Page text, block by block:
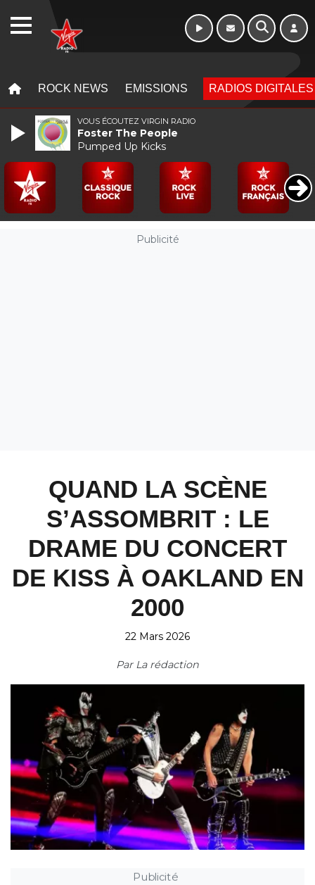
ROCK NEWS EMISSIONS RADIOS DIGITALES
Publicité
QUAND LA SCÈNE
S’ASSOMBRIT : LE
DRAME DU CONCERT
DE KISS À OAKLAND EN
2000
22 Mars 2026
Par La rédaction
Publicité
VOUS ÉCOUTEZ VIRGIN RADIO
Foster The People
Pumped Up Kicks
WEBRADIO